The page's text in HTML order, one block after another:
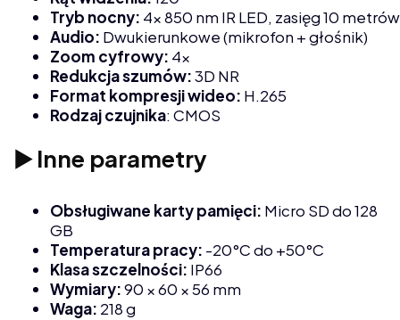
Tryb nocny: 4x 850 nm IR LED, zasięg 10 metrów
Audio: Dwukierunkowe (mikrofon + głośnik)
Zoom cyfrowy: 4x
Redukcja szumów:3D NR
Format kompresji wideo: H.265
Rodzaj czujnika: CMOS
▶️ Inne parametry
Obsługiwane karty pamięci: Micro SD do 128
GB
Temperatura pracy: -20°C do +50°C
Klasa szczelności: IP66
Wymiary:90 × 60 × 56 mm
Waga: 218 g